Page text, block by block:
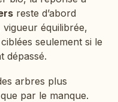
reste d’abord
équilibrée,
seulement si le
dépassé.
arbres plus
par le manque.